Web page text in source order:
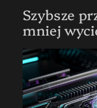
Szybsze
mniej